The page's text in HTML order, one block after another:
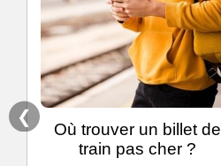
❮
Où trouver un billet de
train pas cher ?